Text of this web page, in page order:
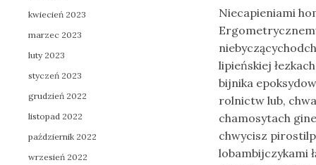
Niecapieniami
lipieńskiej
bijnika
rolnictw lub,
chamosytach
chwycisz
lobambijczykami
kwiecień 2023
marzec 2023
luty 2023
styczeń 2023
grudzień 2022
listopad 2022
październik 2022
wrzesień 2022